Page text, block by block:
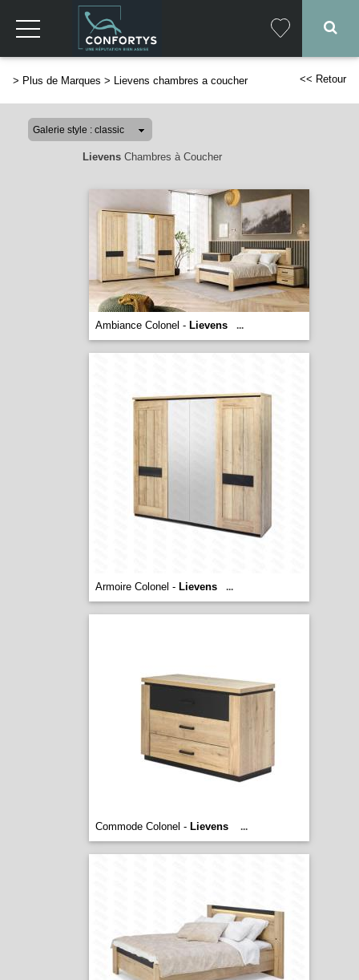
> Plus de Marques > Lievens chambres a coucher << Retour
LievensChambres à Coucher
Ambiance Colonel - Lievens ...
Armoire Colonel - Lievens ...
Commode Colonel - Lievens ...